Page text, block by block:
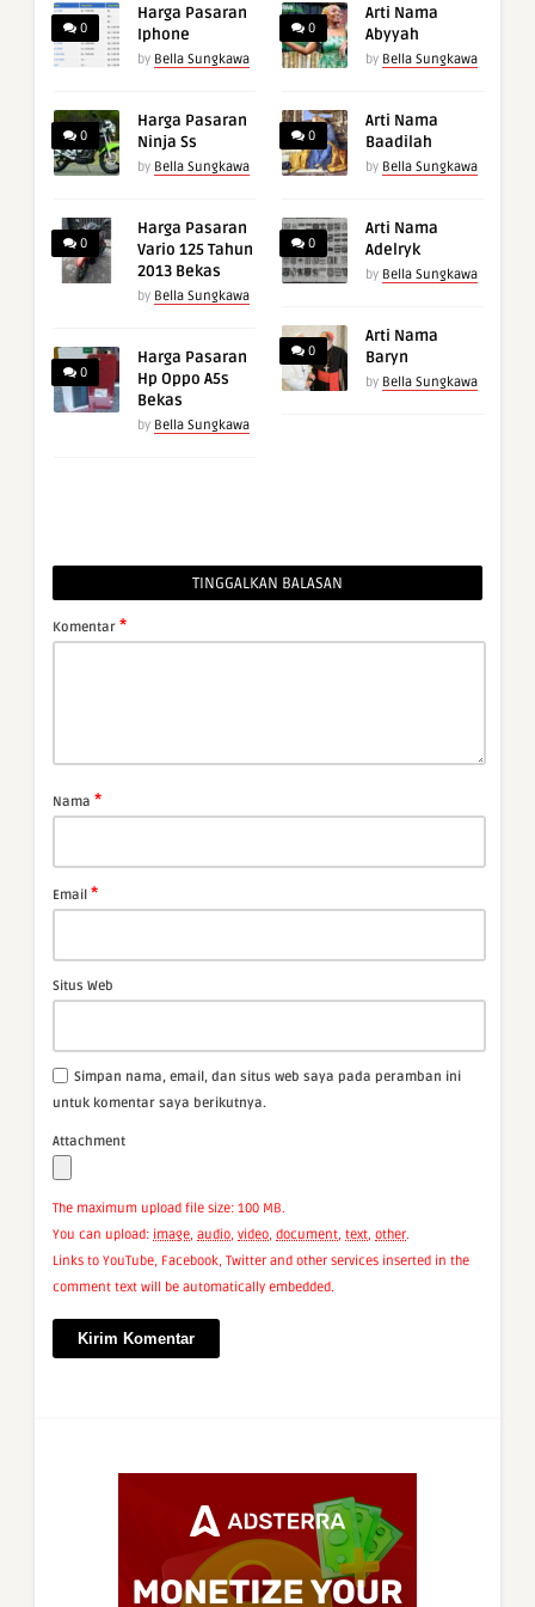
0
Harga Pasaran
Iphone
by Bella Sungkawa
0
Harga Pasaran
Ninja Ss
by Bella Sungkawa
0
Harga Pasaran
Vario 125 Tahun
2013 Bekas
by Bella Sungkawa
0
Harga Pasaran
Hp Oppo A5s
Bekas
by Bella Sungkawa
0
Arti Nama
Abyyah
by Bella Sungkawa
0
Arti Nama
Baadilah
by Bella Sungkawa
0
Arti Nama
Adelryk
by Bella Sungkawa
0
Arti Nama
Baryn
by Bella Sungkawa
TINGGALKAN BALASAN
Komentar *
Nama *
Email *
Situs Web
Simpan nama, email, dan situs web saya pada peramban ini
untuk komentar saya berikutnya.
Attachment
The maximum upload file size: 100 MB.
You can upload: image, audio, video, document, text, other.
Links to YouTube, Facebook, Twitter and other services inserted in the
comment text will be automatically embedded.